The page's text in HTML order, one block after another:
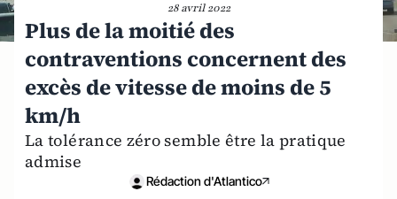
28 avril 2022
Plus de la moitié des
contraventions concernent des
excès de vitesse de moins de 5
km/h
La tolérance zéro semble être la pratique
admise
Rédaction d'Atlantico